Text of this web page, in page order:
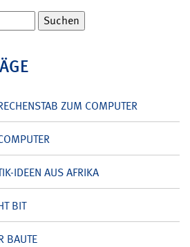
ZUM COMPUTER
IDEEN AUS AFRIKA
BIT
BAUTE